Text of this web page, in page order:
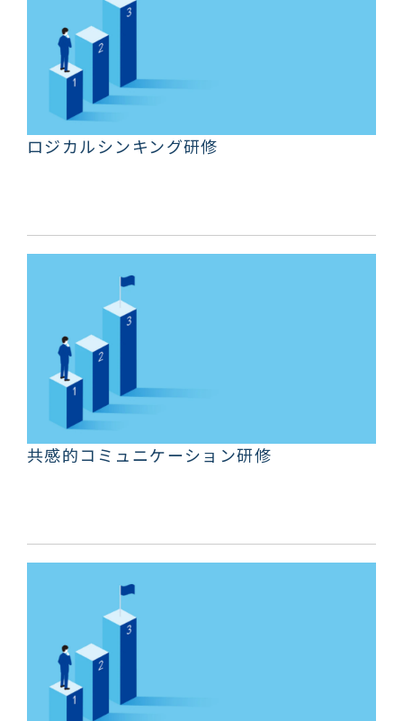
ロジカルシンキング研修
共感的コミュニケーション研修